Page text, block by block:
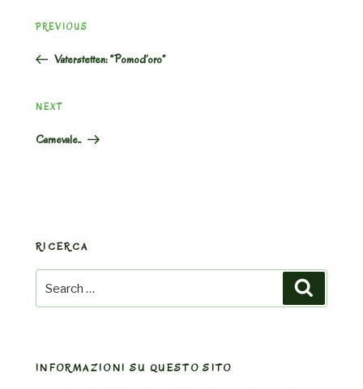
navigation
Previous
PREVIOUS
Vaterstetten: “Pomod’oro”
Next
NEXT
Carnevale..
RICERCA
Search
for:
INFORMAZIONI SU QUESTO SITO